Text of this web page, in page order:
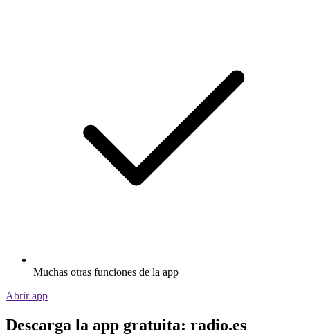
Muchas otras funciones de la app
Abrir app
Descarga la app gratuita: radio.es